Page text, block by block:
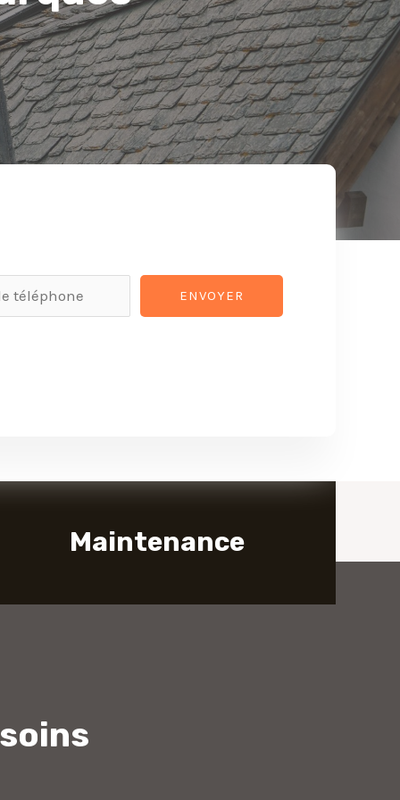
ENVOYER
Maintenance